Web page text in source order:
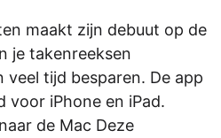
maakt zijn debuut op de
je takenreeksen
veel tijd besparen. De app
voor iPhone en iPad.
de Mac Deze